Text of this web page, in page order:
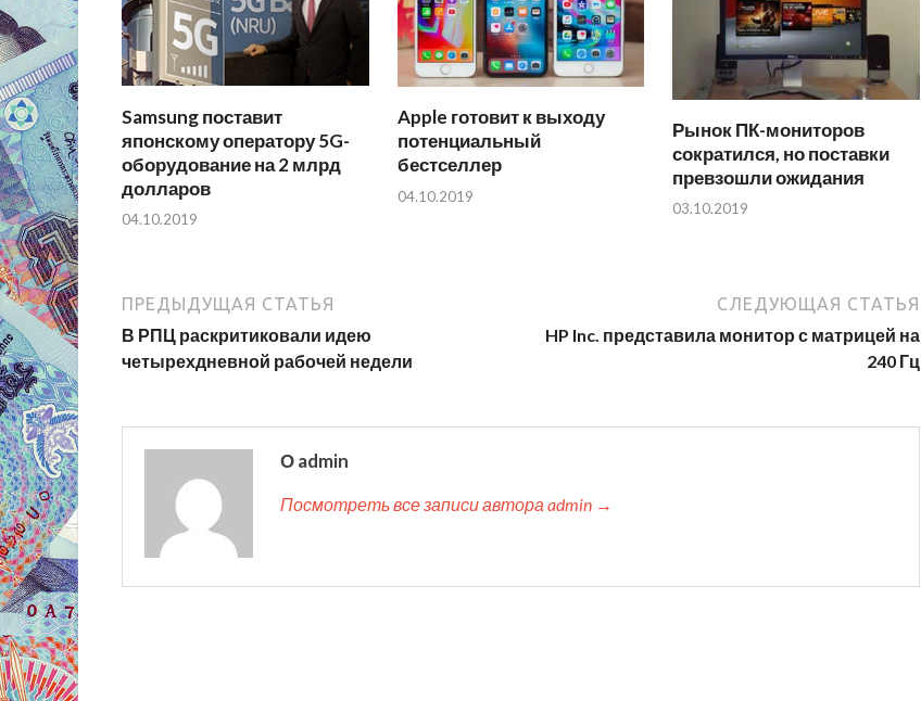
Samsung поставит
японскому оператору 5G-
оборудование на 2 млрд
долларов
04.10.2019
Apple готовит к выходу
потенциальный
бестселлер
04.10.2019
Рынок ПК-мониторов
сократился, но поставки
превзошли ожидания
03.10.2019
ПРЕДЫДУЩАЯ СТАТЬЯ
В РПЦ раскритиковали идею
четырехдневной рабочей недели
СЛЕДУЮЩАЯ СТАТЬЯ
HP Inc. представила монитор с матрицей на
240 Гц
О admin
Посмотреть все записи автора admin →